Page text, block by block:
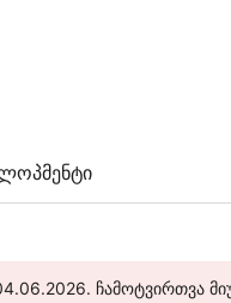
ჩამოტვირთვა